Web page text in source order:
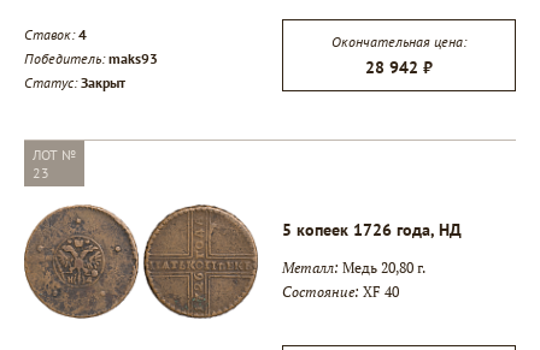
Ставок:4
Победитель: maks93
Статус:Закрыт
Окончательная цена:
28 942 ₽
ЛОТ №
23
5 копеек 1726 года, НД
Металл: Медь 20,80 г.
Состояние: XF 40